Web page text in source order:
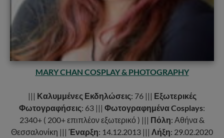
MARY CHAN COSPLAY & PHOTOGRAPHY
||| Καλυμμένες Εκδηλώσεις: 76 ||| Εξωτερικές
Φωτογραφήσεις: 63 ||| Φωτογραφημένα Cosplays:
2340+ ( 200+ επιπλέον εξωτερικό ) ||| Πόλη: Αθήνα &
Θεσσαλονίκη ||| Έναρξη: 14.12.2013 ||| Λήξη: 29.02.2020